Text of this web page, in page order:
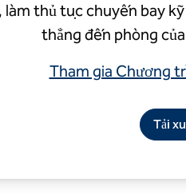
thủ tục chuyến bay
thẳng đến phòng
Tham gia Chương
Tải